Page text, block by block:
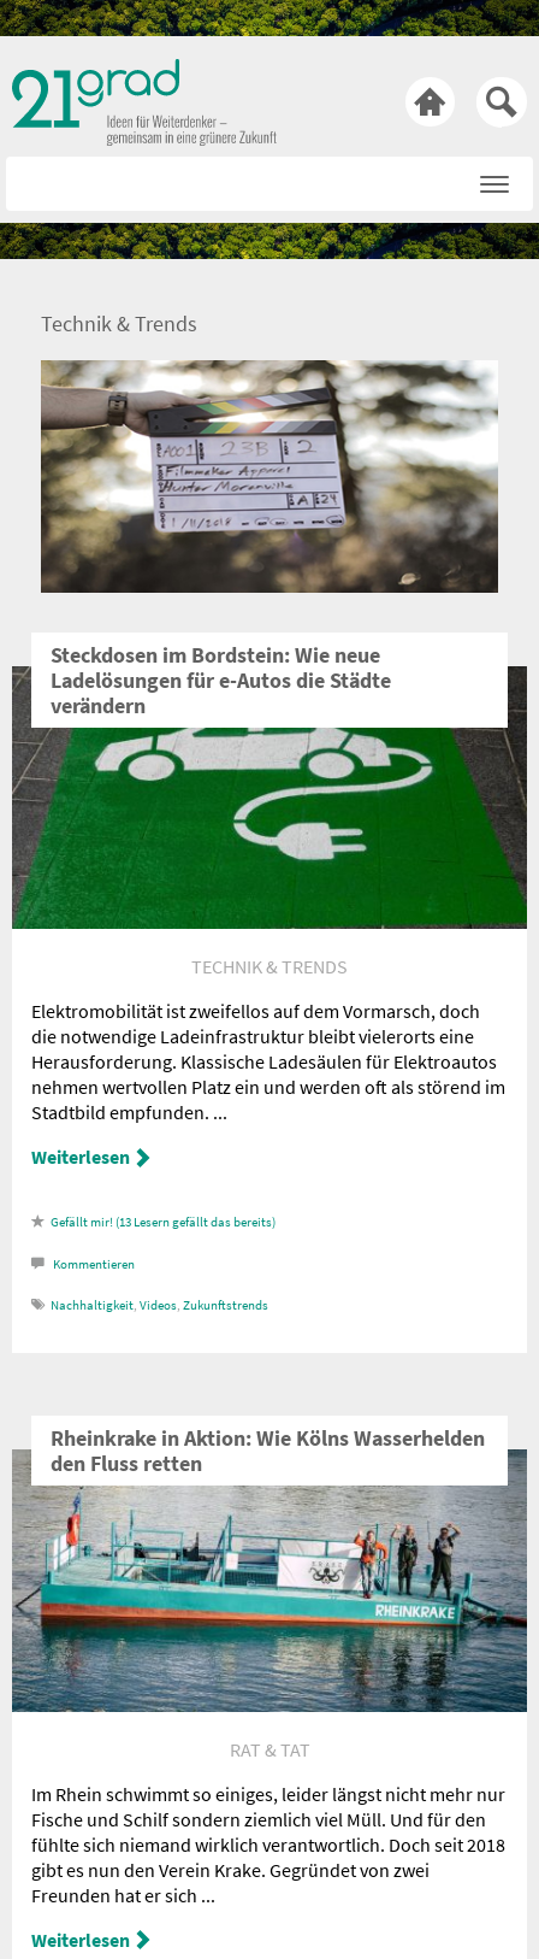

Rat & Tat
Bewusst & Sein
Hasen & Köpfe
Über uns
Netiquette
Nachricht an die
Technik & Trends
Steckdosen im Bordstein: Wie neue
Ladelösungen für e-Autos die Städte
verändern
TECHNIK & TRENDS
Elektromobilität ist zweifellos auf dem Vormarsch, doch
die notwendige Ladeinfrastruktur bleibt vielerorts eine
Herausforderung. Klassische Ladesäulen für Elektroautos
nehmen wertvollen Platz ein und werden oft als störend im
Stadtbild empfunden. ...
Weiterlesen
13 Lesern gefällt das
Kommentieren
Nachhaltigkeit, Videos, Zukunftstrends
Rheinkrake in Aktion: Wie Kölns Wasserhelden
den Fluss retten
RAT & TAT
Im Rhein schwimmt so einiges, leider längst nicht mehr nur
Fische und Schilf sondern ziemlich viel Müll. Und für den
fühlte sich niemand wirklich verantwortlich. Doch seit 2018
gibt es nun den Verein Krake. Gegründet von zwei
Freunden hat er sich ...
Weiterlesen